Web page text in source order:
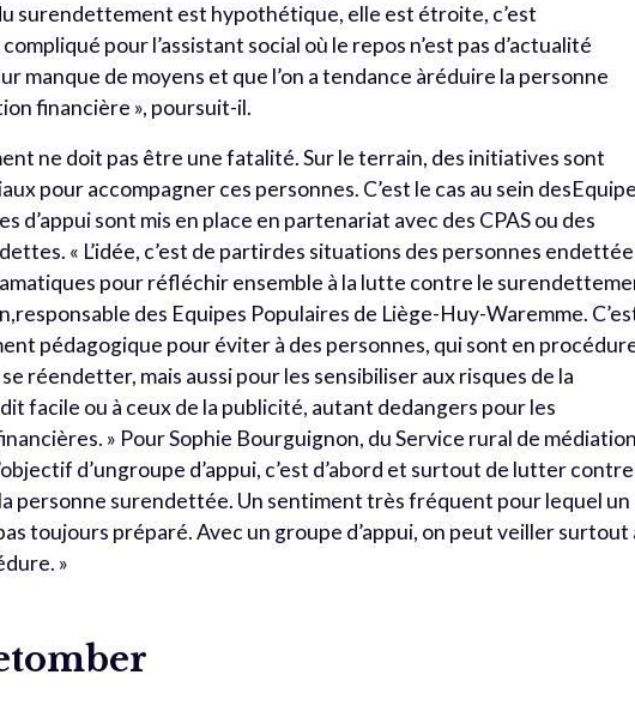
surendettement est hypothétique, elle est étroite, c’est
pour l’assistant social où le repos n’est pas d’actualité
manque de moyens et que l’on a tendance àréduire la personne
financière », poursuit-il.
ne doit pas être une fatalité. Sur le terrain, des initiatives sont
pour accompagner ces personnes. C’est le cas au sein
d’appui sont mis en place en partenariat avec des CPAS ou des
« L’idée, c’est de partirdes situations des personnes
pour réfléchir ensemble à la lutte contre le
des Equipes Populaires de Liège-Huy-Waremme.
pédagogique pour éviter à des personnes, qui sont en
réendetter, mais aussi pour les sensibiliser aux risques de la
facile ou à ceux de la publicité, autant dedangers pour les
» Pour Sophie Bourguignon, du Service rural de médiation
d’ungroupe d’appui, c’est d’abord et surtout de lutter
personne surendettée. Un sentiment très fréquent pour lequel un
toujours préparé. Avec un groupe d’appui, on peut veiller surtout
»